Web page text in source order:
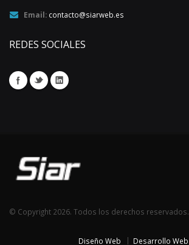
Email: contacto@siarweb.es
REDES SOCIALES
© Copyright 2026. Todos los derechos reservados.
Diseño Web Desarrollo Web